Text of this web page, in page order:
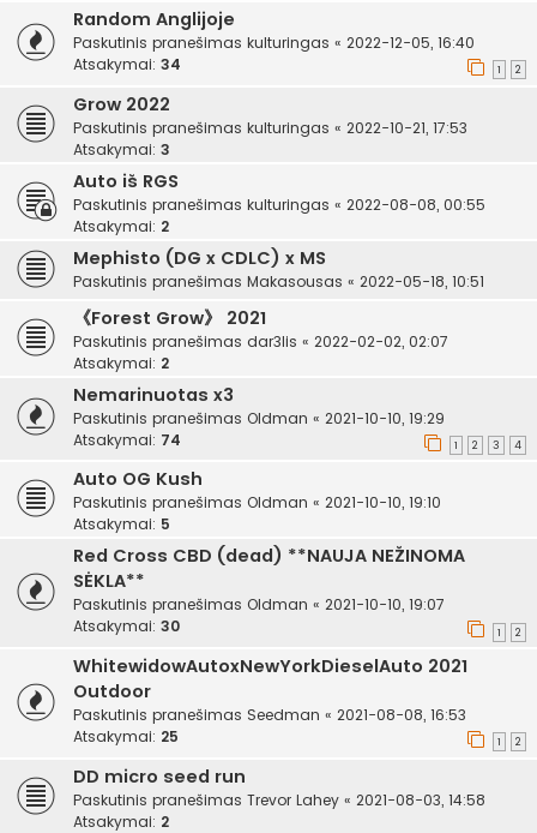
Random Anglijoje
Paskutinis pranešimas kulturingas « 2022-12-05, 16:40
Atsakymai: 34 1 2
Grow 2022
Paskutinis pranešimas kulturingas « 2022-10-21, 17:53
Atsakymai: 3
Auto iš RGS
Paskutinis pranešimas kulturingas « 2022-08-08, 00:55
Atsakymai: 2
Mephisto (DG x CDLC) x MS
Paskutinis pranešimas Makasousas « 2022-05-18, 10:51
《Forest Grow》 2021
Paskutinis pranešimas dar3lis « 2022-02-02, 02:07
Atsakymai: 2
Nemarinuotas x3
Paskutinis pranešimas Oldman « 2021-10-10, 19:29
Atsakymai: 74 1 2 3 4
Auto OG Kush
Paskutinis pranešimas Oldman « 2021-10-10, 19:10
Atsakymai: 5
Red Cross CBD (dead) **NAUJA NEŽINOMA
SĖKLA**
Paskutinis pranešimas Oldman « 2021-10-10, 19:07
Atsakymai: 30 1 2
WhitewidowAutoxNewYorkDieselAuto 2021
Outdoor
Paskutinis pranešimas Seedman « 2021-08-08, 16:53
Atsakymai: 25 1 2
DD micro seed run
Paskutinis pranešimas Trevor Lahey « 2021-08-03, 14:58
Atsakymai: 2